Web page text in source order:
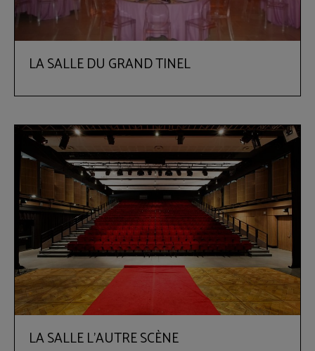
LA SALLE DU GRAND TINEL
LA SALLE L'AUTRE SCÈNE